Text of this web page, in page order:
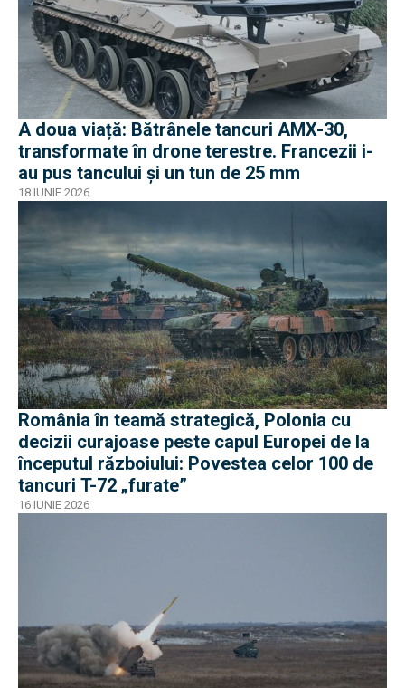
A doua viață: Bătrânele tancuri AMX-30,
transformate în drone terestre. Francezii i-
au pus tancului și un tun de 25 mm
18 IUNIE 2026
România în teamă strategică, Polonia cu
decizii curajoase peste capul Europei de la
începutul războiului: Povestea celor 100 de
tancuri T-72 „furate”
16 IUNIE 2026